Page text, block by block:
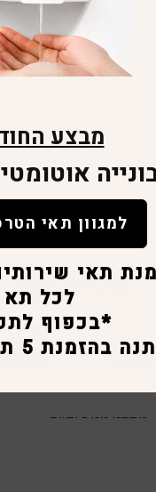
מתקני ניגוב ידיים
מבצע
למגוון תאי
תאי
לכל תא
*בכפוף
בהזמנת 5 תאים ומעלה.